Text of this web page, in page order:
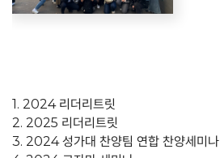
1. 2024 리더리트릿
2. 2025 리더리트릿
3. 2024 성가대 찬양팀 연합 찬양세미나